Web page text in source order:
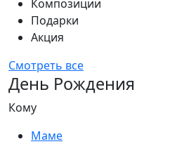
Композиции
Подарки
Акция
Смотреть все
День Рождения
Кому
Маме